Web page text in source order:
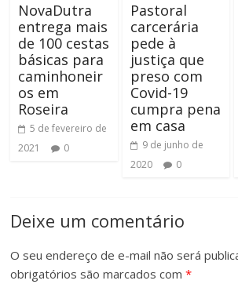
NovaDutra
entrega mais
de 100 cestas
básicas para
caminhoneir
os em
Roseira
5 de fevereiro de
2021
0
Pastoral
carcerária
pede à
justiça que
preso com
Covid-19
cumpra pena
em casa
9 de junho de
2020
0
Deixe um comentário
O seu endereço de e-mail não será
obrigatórios são marcados com*